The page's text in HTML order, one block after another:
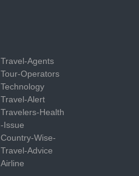
Travel-Agents
Tour-Operators
Technology
Travel-Alert
Travelers-Health
-Issue
Country-Wise-
Travel-Advice
Airline